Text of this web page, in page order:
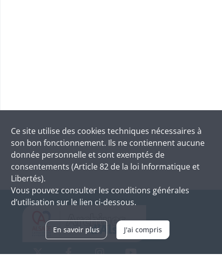
Ce site utilise des cookies techniques nécessaires à
son bon fonctionnement. Ils ne contiennent aucune
donnée personnelle et sont exemptés de
consentements (Article 82 de la loi Informatique et
Libertés).
Vous pouvez consulter les conditions générales
d’utilisation sur le lien ci-dessous.
En savoir plus J'ai compris